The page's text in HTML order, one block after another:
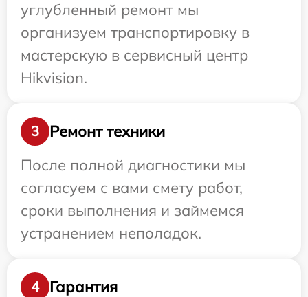
углубленный ремонт мы
организуем транспортировку в
мастерскую в сервисный центр
Hikvision.
3
Ремонт техники
После полной диагностики мы
согласуем с вами смету работ,
сроки выполнения и займемся
устранением неполадок.
4
Гарантия